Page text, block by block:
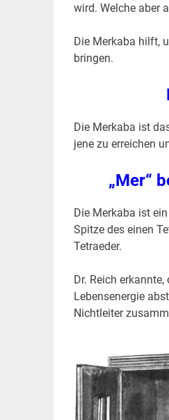
wird. Welche aber
Die Merkaba hilft,
bringen.
Die Merkaba ist
jene zu erreichen
„Mer“
Die Merkaba ist
Spitze des einen
Tetraeder.
Dr. Reich
Lebensenergie
Nichtleiter